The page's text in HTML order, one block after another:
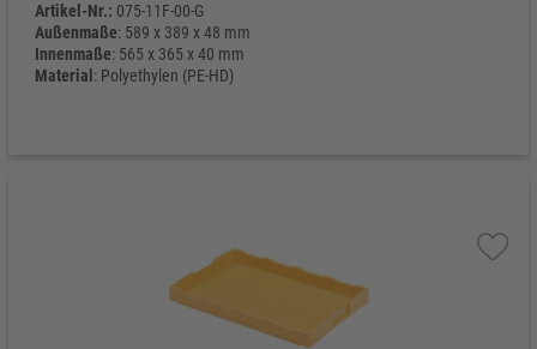
Artikel-Nr.: 075-11F-00-G
Außenmaße: 589 x 389 x 48 mm
Innenmaße: 565 x 365 x 40 mm
Material : Polyethylen (PE-HD)